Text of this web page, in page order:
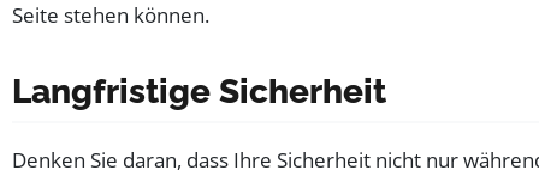
Seite stehen können.
Langfristige Sicherheit
Denken Sie daran, dass Ihre Sicherheit nicht nur